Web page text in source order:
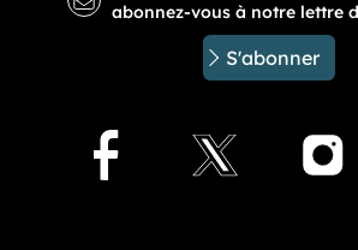
abonnez-vous à notre lettre
S'abonner
Facebook
X